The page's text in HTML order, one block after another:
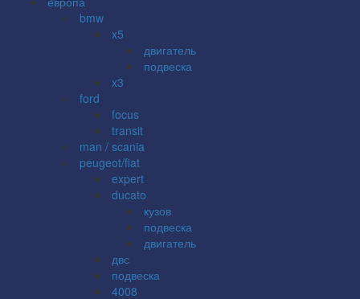
bmw
x5
двигатель
подвеска
x3
ford
focus
transit
man / scania
peugeot/fiat
expert
ducato
кузов
подвеска
двигатель
двс
подвеска
4008